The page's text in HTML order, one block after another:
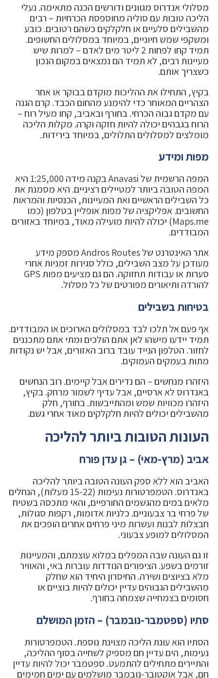
מסלולי אנדרוס מגוונים ודורשים הכנה מתאימה. נעלי
הליכה טובות עם סוליה מחוספסת הכרחיות – רבים
מהשבילים סלעיים או חלקלקים כשהם רטובים. כובע
ומשקפי שמש חיוניים, במיוחד במסלולים החשופים.
תמיד קחו לפחות 2 ליטר מים לאדם – למרות שיש
מעיינות רבים, לא תמיד הם נמצאים במקום הנכון
כשצריך אותם.
בקיץ, התחילו את ההליכות מוקדם בבוקר או אחר
הצהריים המאוחר כדי להימנע מהחום הכבד. קרם הגנה
עם מקדם גבוה הכרחי. בחורף ובאביב, קחו מעיל רוח –
הרוח בגבהים יכולה להיות חזקה וקרה. מקלות הליכה
מומלצים למסלולים התלולים, במיוחד בירידות.
מפות ומידע
המפה הרשמית של Anavasi בקנה מידה 1:25,000 היא
המפה הטובה ביותר למטיילים רציניים. היא מסמנת את
כל השבילים הראשיים ואת המעיינות, הכנסיות והמראות
החשובים. אפליקציה של מפות אופליין בטלפון (כמו
Maps.me) יכולה להיות מועילה מאוד, במיוחד באזורים
המבודדים.
אתר האינטרנט של Andros Routes מספק מידע
מעודכן על מצב השבילים, כולל סגירות זמניות אחרי
סערות או עבודות תחזוקה. הם גם מציעים מפות GPS
להורדה ותיאורים מפורטים של כל מסלול.
בטיחות בשבילים
אף פעם אל תלכו לבד במסלולים הארוכים או המבודדים.
תמיד יידעו מישהו לאן אתם הולכים ומתי אתם מתכננים
לחזור. הטלפון הנייד עובד ברוב האזורים, אבל יש נקודות
מתות בעמקים העמוקים.
היזהרו מנחשים – הם נדירים אבל קיימים. רוב הנחשים
באנדרוס לא ארסיים, אבל עדיף לשמור מרחק. בקיץ,
היזהרו מכוויות שמש ומהתייבשות. בחורף, חלק
מהשבילים יכולים להיות חלקלקים מאוד אחרי גשם.
העונות הטובות ביותר להליכה
אביב (מרץ-מאי) – גן עדן פורח
האביב הוא ללא ספק העונה הטובה ביותר להליכה
באנדרוס. הטמפרטורות נעימות (15-22 מעלות), הנחלים
מלאים במים מהגשמים החורפיים, והאי מתכסה בשטיח
של פרחי בר צבעוניים. כלניות אדומות, רקפות סגולות,
חבצלות לבנות ועשרות מיני פרחים אחרים הופכים את
המסלולים למופע צבעוני.
זו גם העונה שבה המפלים במלוא עוצמתם, והמעיינות
זורמים בשפע. הציפורים הנודדות עוברות באי, והאוויר
מלא בציוצים ושירה. החיסרון היחיד הוא שחלק
מהשבילים הגבוהים עדיין יכולים להיות בוציים או
חסומים בצמחייה שצמחה בחורף.
סתיו (ספטמבר-נובמבר) – הזמן המושלם
הסתיו הוא עונת הליכה מצוינת נוספת. הטמפרטורות
נעימות, הים עדיין חם מספיק לשחייה בסוף ההליכה,
והתיירים מתחילים להתמעט. ספטמבר יכול להיות עדיין
חם, אבל אוקטובר-נובמבר מושלמים עם ימים חמימים